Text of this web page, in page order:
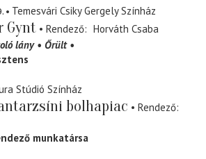
Temesvári Csiky Gergely Színház
Gynt Rendező
Horváth Csaba
lány
Őrült
Stúdió Színház
bolhapiac
Rendező
munkatársa